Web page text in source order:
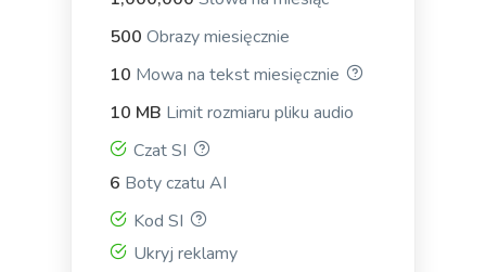
A tool to create engaging questions and polls that
increase audience participation and engagement.
Passive to Active Voice
Easy and quick solution to converting your passive
500 Obrazy miesięcznie
10 Mowa na tekst miesięcznie
10 MB Limit rozmiaru pliku audio
Czat SI
6 Boty czatu AI
Kod SI
Ukryj reklamy